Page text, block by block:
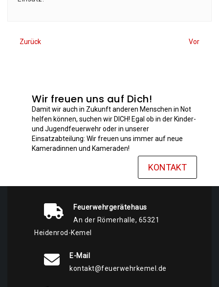
Zurück Vor
Wir freuen uns auf Dich!
Damit wir auch in Zukunft anderen Menschen in Not
helfen können, suchen wir DICH! Egal ob in der Kinder-
und Jugendfeuerwehr oder in unserer
Einsatzabteilung: Wir freuen uns immer auf neue
Kameradinnen und Kameraden!
KONTAKT
Feuerwehrgerätehaus
An der Römerhalle, 65321
Heidenrod-Kemel
E-Mail
kontakt@feuerwehrkemel.de